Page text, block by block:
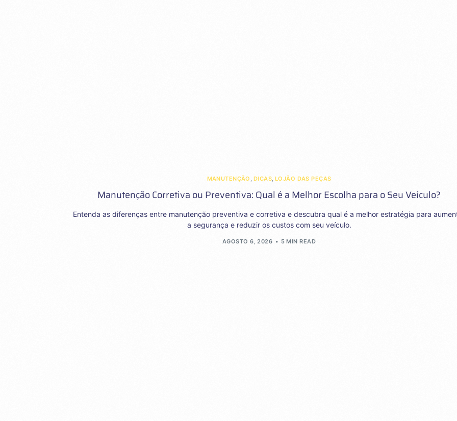
MANUTENÇÃO , DICAS, LOJÃO DAS PEÇAS
Manutenção Corretiva ou Preventiva: Qual é a Melhor Escolha para o Seu Veículo?
Entenda as diferenças entre manutenção preventiva e corretiva e descubra qual é a melhor estratégia para
a segurança e reduzir os custos com seu veículo.
AGOSTO 6, 2026 5 MIN READ